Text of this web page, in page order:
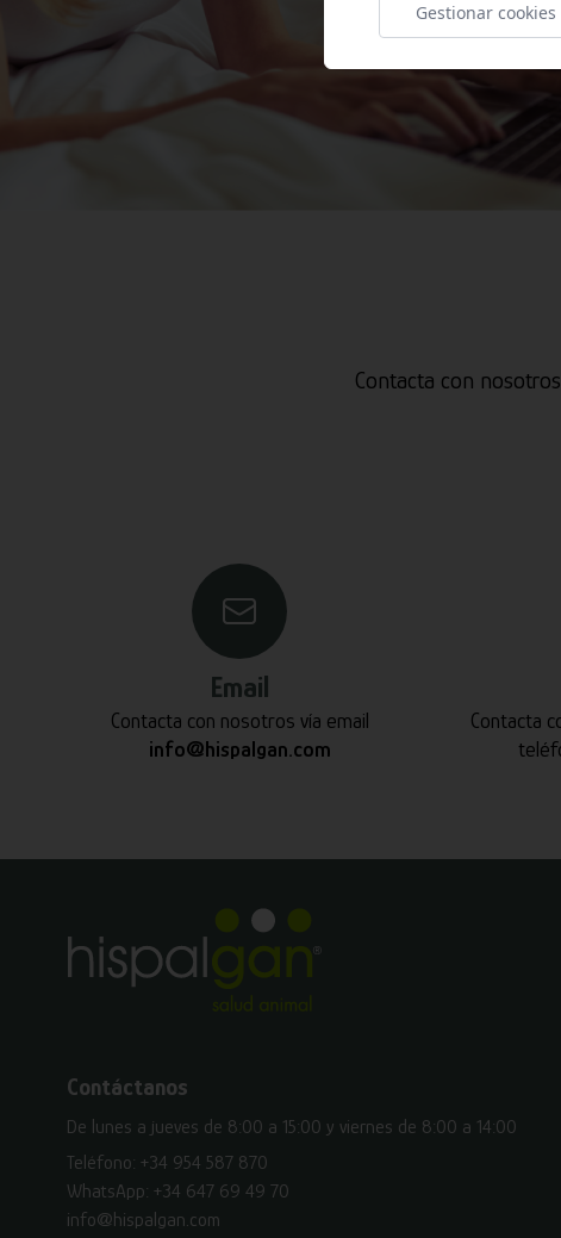
Contacta con
Email
Contacta con nosotros vía email
info@hispalgan.com
Contacta
Contáctanos
De lunes a jueves de 8:00 a 15:00 y viernes de 8:00 a 14:00
Teléfono: +34 954 587 870
WhatsApp: +34 647 69 49 70
info@hispalgan.com
Gestionar cookies